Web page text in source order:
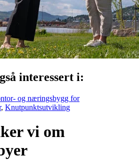
interessert i:
og næringsbygg for
, Knutpunktsutvikling
vi om